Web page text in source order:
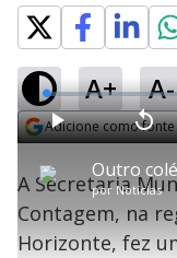
A+ A-
Adicione como
por Notícias
P V
t
a
r
0
e
g
L
o
a
d
e
:
1
.
2
9
%
A Secretaria
Contagem, na
Horizonte, fez